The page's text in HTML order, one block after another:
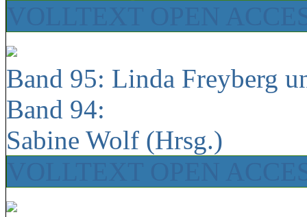
Band 95: Linda Freyberg
Band 94:
Sabine Wolf (Hrsg.)